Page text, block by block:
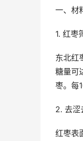
一、材
1. 红枣
东北红
糖量可
枣。每
2. 去涩
红枣表